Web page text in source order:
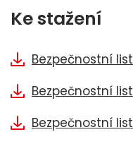
Ke stažení
Bezpečnostní list
Bezpečnostní list
Bezpečnostní list